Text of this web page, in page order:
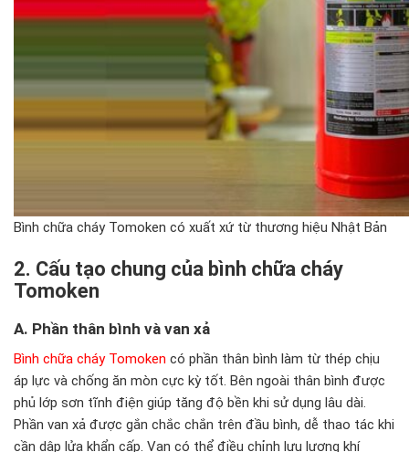
Bình chữa cháy Tomoken có xuất xứ từ thương hiệu Nhật Bản
2. Cấu tạo chung của bình chữa cháy
Tomoken
A. Phần thân bình và van xả
Bình chữa cháy Tomoken có phần thân bình làm từ thép chịu
áp lực và chống ăn mòn cực kỳ tốt. Bên ngoài thân bình được
phủ lớp sơn tĩnh điện giúp tăng độ bền khi sử dụng lâu dài.
Phần van xả được gắn chắc chắn trên đầu bình, dễ thao tác khi
cần dập lửa khẩn cấp. Van có thể điều chỉnh lưu lượng khí